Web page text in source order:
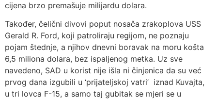
cijena brzo premašuje milijardu dolara.
Također, čelični divovi poput nosača zrakoplova USS
Gerald R. Ford, koji patroliraju regijom, ne poznaju
pojam štednje, a njihov dnevni boravak na moru košta
6,5 miliona dolara, bez ispaljenog metka. Uz sve
navedeno, SAD u korist nije išla ni činjenica da su već
prvog dana izgubili u ‘prijateljskoj vatri’ iznad Kuvajta,
u tri lovca F-15, a samo taj gubitak se mjeri se u